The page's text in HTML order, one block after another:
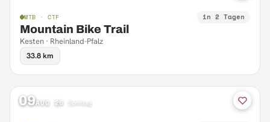
MTB · CTF in 2 Tagen
Mountain Bike Trail
Kesten · Rheinland-Pfalz
33.8 km
09AUG 26 Sonntag